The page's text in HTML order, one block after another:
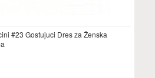
#23 Gostujuci Dres za Ženska